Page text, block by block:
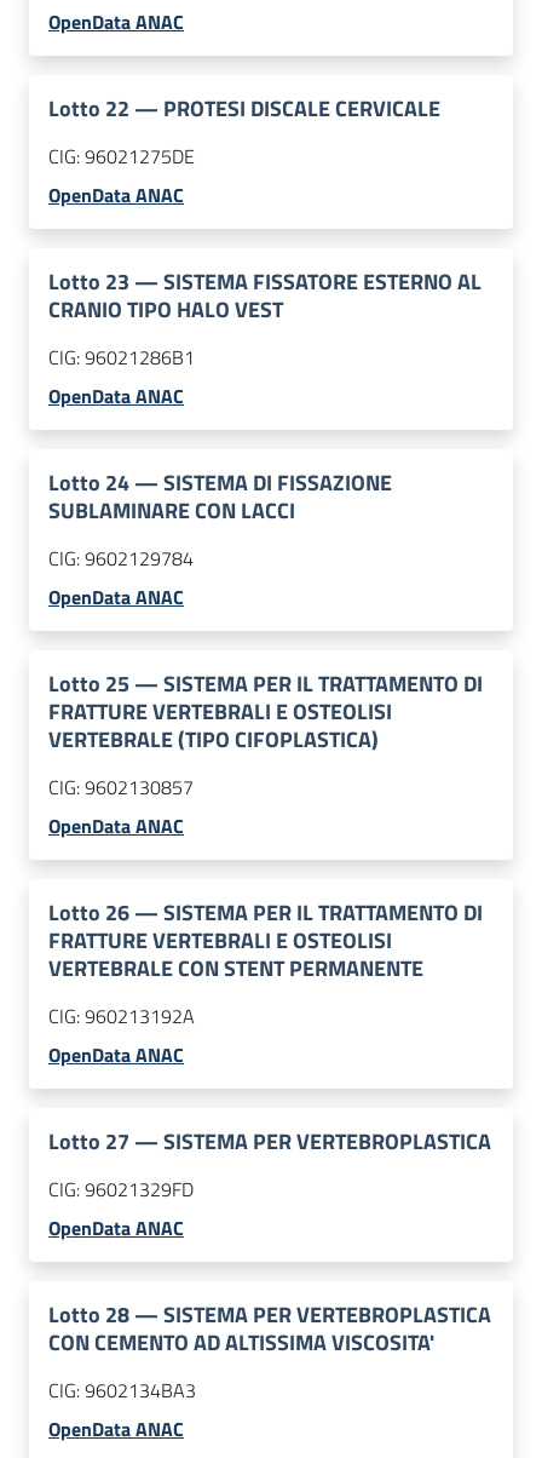
OpenData ANAC
Lotto 22 — PROTESI DISCALE CERVICALE
CIG:96021275DE
OpenData ANAC
Lotto 23 —SISTEMA FISSATORE ESTERNO AL
CRANIO TIPO HALO VEST
CIG:96021286B1
OpenData ANAC
Lotto 24—SISTEMA DI FISSAZIONE
SUBLAMINARE CON LACCI
CIG:9602129784
OpenData ANAC
Lotto 25—SISTEMA PER IL TRATTAMENTO DI
FRATTURE VERTEBRALI E OSTEOLISI
VERTEBRALE (TIPO CIFOPLASTICA)
CIG:9602130857
OpenData ANAC
Lotto 26—SISTEMA PER IL TRATTAMENTO DI
FRATTURE VERTEBRALI E OSTEOLISI
VERTEBRALE CON STENT PERMANENTE
CIG:960213192A
OpenData ANAC
Lotto 27 —SISTEMA PER VERTEBROPLASTICA
CIG:96021329FD
OpenData ANAC
Lotto 28—SISTEMA PER VERTEBROPLASTICA
CON CEMENTO AD ALTISSIMA VISCOSITA'
CIG:9602134BA3
OpenData ANAC